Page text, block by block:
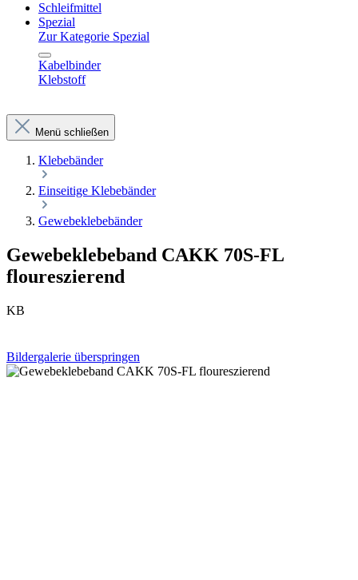
Schleifmittel
Spezial
Zur Kategorie Spezial
Kabelbinder
Klebstoff
Menü schließen
Klebebänder
Einseitige Klebebänder
Gewebeklebebänder
Gewebeklebeband CAKK 70S-FL
floureszierend
KB
Bildergalerie überspringen